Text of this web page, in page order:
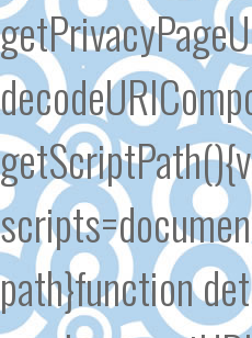
path}function